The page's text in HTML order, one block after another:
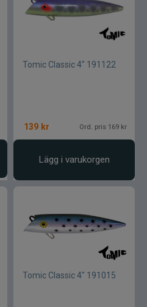
Tomic Classic 4" 191122
139 kr Ord. pris 169 kr
Lägg i varukorgen
Tomic Classic 4" 191015